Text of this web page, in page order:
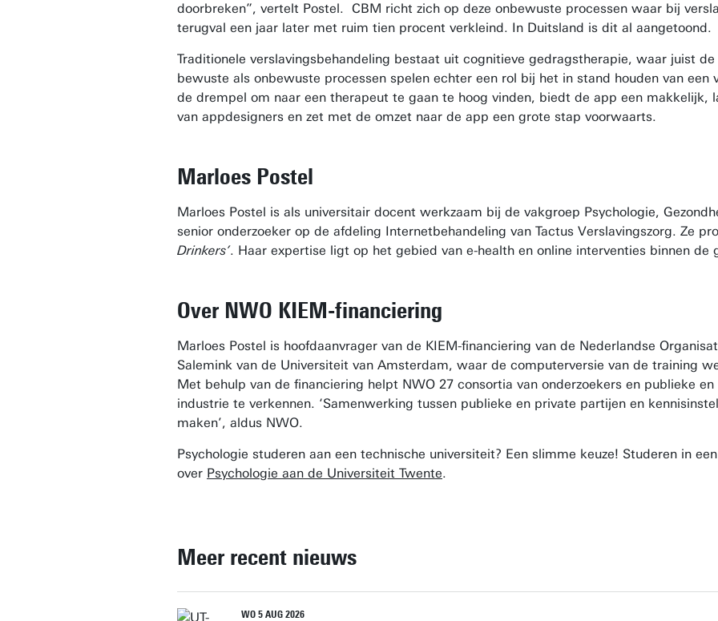
doorbreken”, vertelt Postel. CBM richt zich op deze onbewuste processen waar bij
terugval een jaar later met ruim tien procent verkleind. In Duitsland is dit al aangetoond.
Traditionele verslavingsbehandeling bestaat uit cognitieve gedragstherapie, waar juist
bewuste als onbewuste processen spelen echter een rol bij het in stand houden van
de drempel om naar een therapeut te gaan te hoog vinden, biedt de app een makkelijk,
van appdesigners en zet met de omzet naar de app een grote stap voorwaarts.
Marloes Postel
Marloes Postel is als universitair docent werkzaam bij de vakgroep Psychologie,
senior onderzoeker op de afdeling Internetbehandeling van Tactus Verslavingszorg. Ze
Drinkers’. Haar expertise ligt op het gebied van e-health en online interventies binnen de
Over NWO KIEM-financiering
Marloes Postel is hoofdaanvrager van de KIEM-financiering van de Nederlandse
Salemink van de Universiteit van Amsterdam, waar de computerversie van de training
Met behulp van de financiering helpt NWO 27 consortia van onderzoekers en publieke
industrie te verkennen. ‘Samenwerking tussen publieke en private partijen en
maken’, aldus NWO.
Psychologie studeren aan een technische universiteit? Een slimme keuze! Studeren in
over Psychologie aan de Universiteit Twente.
Meer recent nieuws
WO 5 AUG 2026